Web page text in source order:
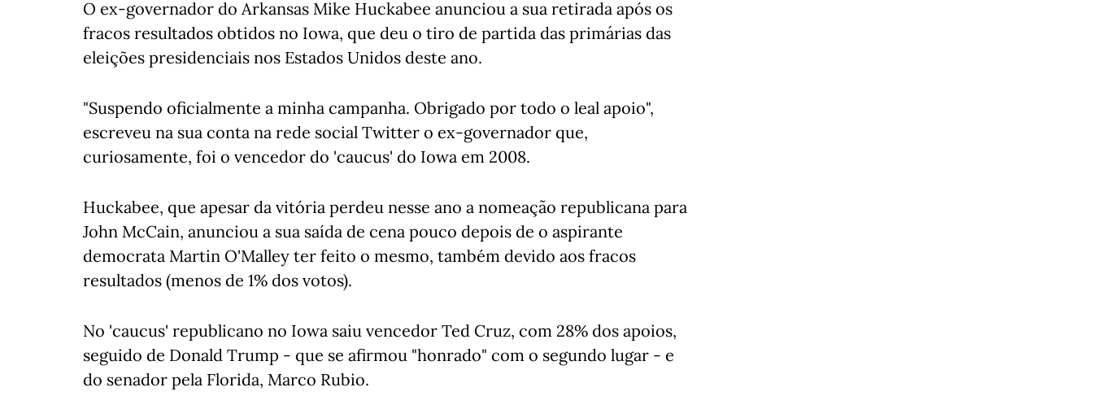
O ex-governador do Arkansas Mike Huckabee anunciou a sua retirada após os
fracos resultados obtidos no Iowa, que deu o tiro de partida das primárias das
eleições presidenciais nos Estados Unidos deste ano.
"Suspendo oficialmente a minha campanha. Obrigado por todo o leal apoio",
escreveu na sua conta na rede social Twitter o ex-governador que,
curiosamente, foi o vencedor do 'caucus' do Iowa em 2008.
Huckabee, que apesar da vitória perdeu nesse ano a nomeação republicana para
John McCain, anunciou a sua saída de cena pouco depois de o aspirante
democrata Martin O'Malley ter feito o mesmo, também devido aos fracos
resultados (menos de 1% dos votos).
No 'caucus' republicano no Iowa saiu vencedor Ted Cruz, com 28% dos apoios,
seguido de Donald Trump - que se afirmou "honrado" com o segundo lugar - e
do senador pela Florida, Marco Rubio.